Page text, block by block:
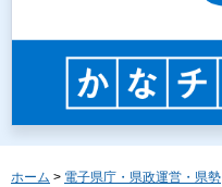
ホーム > 電子県庁・県政運営・県勢